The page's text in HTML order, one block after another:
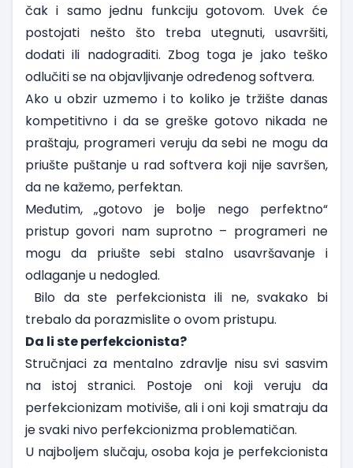
čak i samo jednu funkciju gotovom. Uvek će
postojati nešto što treba utegnuti, usavršiti,
dodati ili nadograditi. Zbog toga je jako teško
odlučiti se na objavljivanje određenog softvera.
Ako u obzir uzmemo i to koliko je tržište danas
kompetitivno i da se greške gotovo nikada ne
praštaju, programeri veruju da sebi ne mogu da
priušte puštanje u rad softvera koji nije savršen,
da ne kažemo, perfektan.
Međutim, „gotovo je bolje nego perfektno“
pristup govori nam suprotno – programeri ne
mogu da priušte sebi stalno usavršavanje i
odlaganje u nedogled.
Bilo da ste perfekcionista ili ne, svakako bi
trebalo da porazmislite o ovom pristupu.
Da li ste perfekcionista?
Stručnjaci za mentalno zdravlje nisu svi sasvim
na istoj stranici. Postoje oni koji veruju da
perfekcionizam motiviše, ali i oni koji smatraju da
je svaki nivo perfekcionizma problematičan.
U najboljem slučaju, osoba koja je perfekcionista